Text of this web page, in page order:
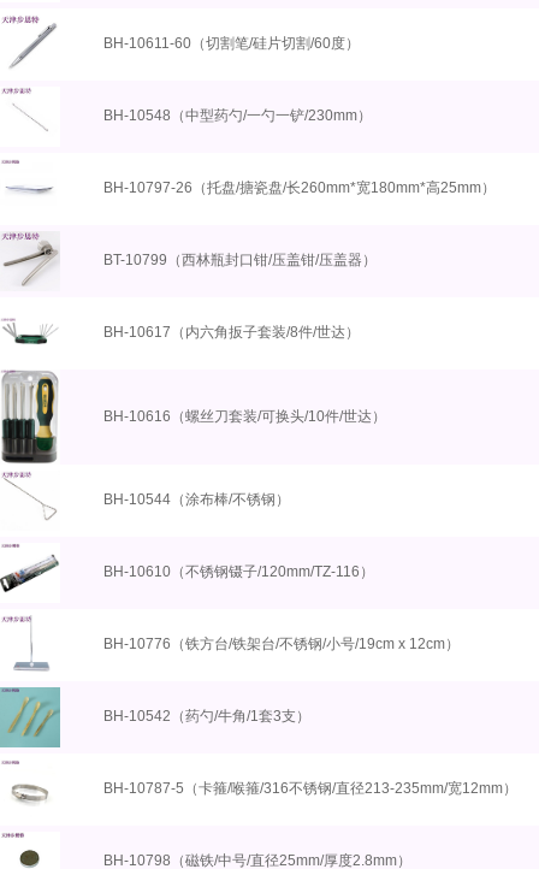
BH-10611-60（切割笔/硅片切割/60度）
BH-10548（中型药勺/一勺一铲/230mm）
BH-10797-26（托盘/搪瓷盘/长260mm*宽180mm*高25mm）
BT-10799（西林瓶封口钳/压盖钳/压盖器）
BH-10617（内六角扳子套装/8件/世达）
BH-10616（螺丝刀套装/可换头/10件/世达）
BH-10544（涂布棒/不锈钢）
BH-10610（不锈钢镊子/120mm/TZ-116）
BH-10776（铁方台/铁架台/不锈钢/小号/19cm x 12cm）
BH-10542（药勺/牛角/1套3支）
BH-10787-5（卡箍/喉箍/316不锈钢/直径213-235mm/宽12mm）
BH-10798（磁铁/中号/直径25mm/厚度2.8mm）